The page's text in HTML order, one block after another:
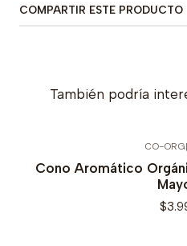
COMPARTIR ESTE PRODUCTO
También podría
CO-ORG|
Cono Aromático